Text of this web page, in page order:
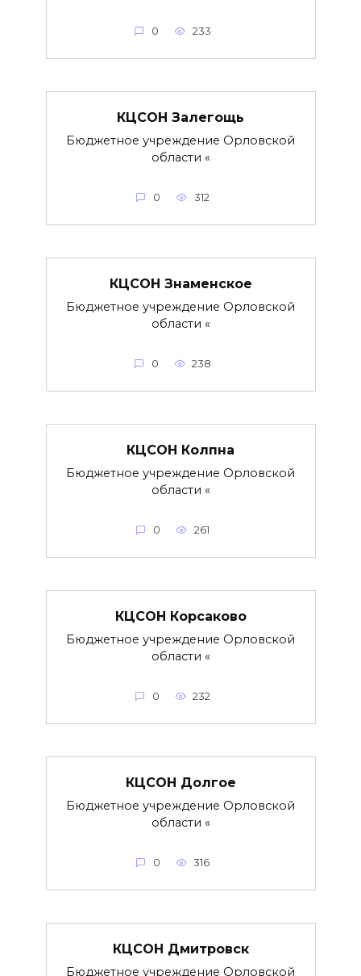
0 233
КЦСОН Залегощь
Бюджетное учреждение Орловской
области «
0 312
КЦСОН Знаменское
Бюджетное учреждение Орловской
области «
0 238
КЦСОН Колпна
Бюджетное учреждение Орловской
области «
0 261
КЦСОН Корсаково
Бюджетное учреждение Орловской
области «
0 232
КЦСОН Долгое
Бюджетное учреждение Орловской
области «
0 316
КЦСОН Дмитровск
Бюджетное учреждение Орловской